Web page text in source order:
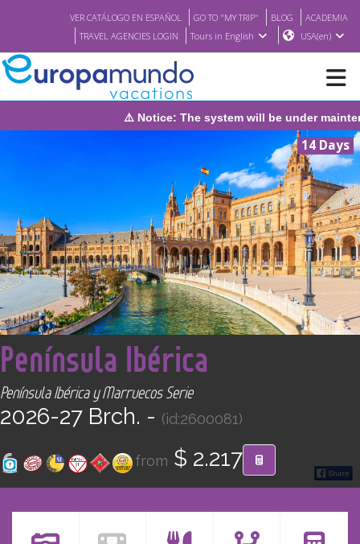
VER CATÁLOGO EN ESPAÑOL GO TO "MY TRIP" BLOG
ACADEMIA
TRAVEL AGENCIES LOGIN
Tours in English USA(en)
NEW
BROCHURE PDF
WHERE TO BUY
FEATURED
ABOUT US
CONTACT
Find your Tour
⚠️ Notice: The system will be under maintenance on Sunday,
14 Days
<
Península Ibérica
Península Ibérica y Marruecos Serie
2026-27 Brch. - (id:2600081)
from $ 2.217